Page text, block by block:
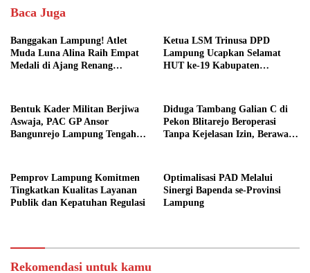
Baca Juga
Banggakan Lampung! Atlet
Muda Luna Alina Raih Empat
Medali di Ajang Renang
Ketua LSM Trinusa DPD
Lampung Ucapkan Selamat
HUT ke-19 Kabupaten
Bentuk Kader Militan Berjiwa
Aswaja, PAC GP Ansor
Bangunrejo Lampung Tengah
Diduga Tambang Galian C di
Pekon Blitarejo Beroperasi
Tanpa Kejelasan Izin, Berawal
Polda Lampung
Pemprov Lampung Komitmen
Tingkatkan Kualitas Layanan
Publik dan Kepatuhan Regulasi
Optimalisasi PAD Melalui
Sinergi Bapenda se-Provinsi
Lampung
Rekomendasi untuk kamu